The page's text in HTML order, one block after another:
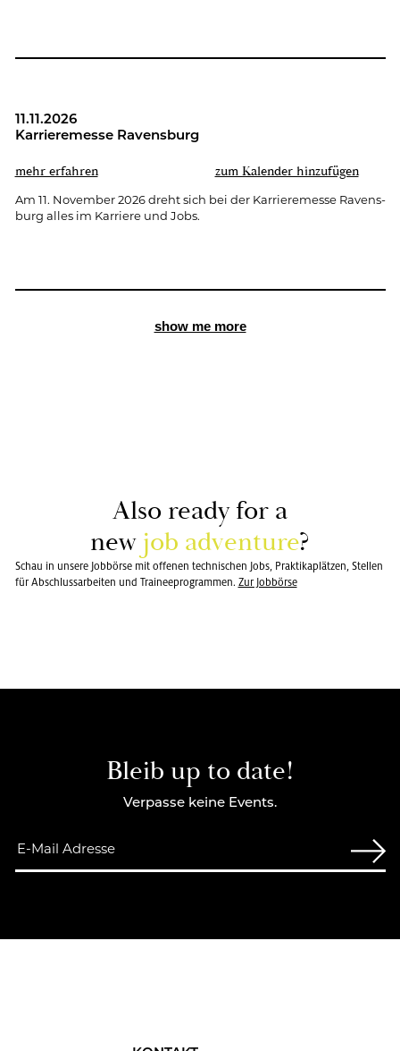
11.11.2026
Kar­rie­re­mes­se Ra­vens­burg
mehr er­fah­ren zum Ka­len­der hin­zu­fü­gen
Am 11. No­vem­ber 2026 dreht sich bei der Kar­rie­re­mes­se Ra­vens­
burg alles im Kar­rie­re und Jobs.
show me more
Also ready for a
new job ad­ven­ture?
Schau in unsere Jobbörse mit offenen technischen Jobs, Praktikaplätzen, Stellen
für Abschlussarbeiten und Traineeprogrammen. Zur Job­bör­se
Bleib up to date!
Verpasse keine Events.